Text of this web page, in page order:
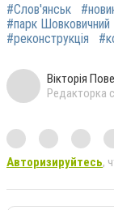
#Слов'янськ
#парк Шовковичний
#реконструкція
Вікторія
Редакторка
Авторизируйтесь,